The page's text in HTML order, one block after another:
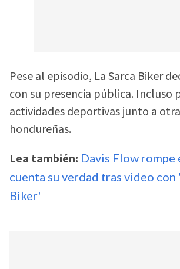
Pese al episodio, La Sarca Biker
con su presencia pública. Incluso
actividades deportivas junto a
hondureñas.
Lea también: Davis Flow rompe
cuenta su verdad tras video con
Biker'